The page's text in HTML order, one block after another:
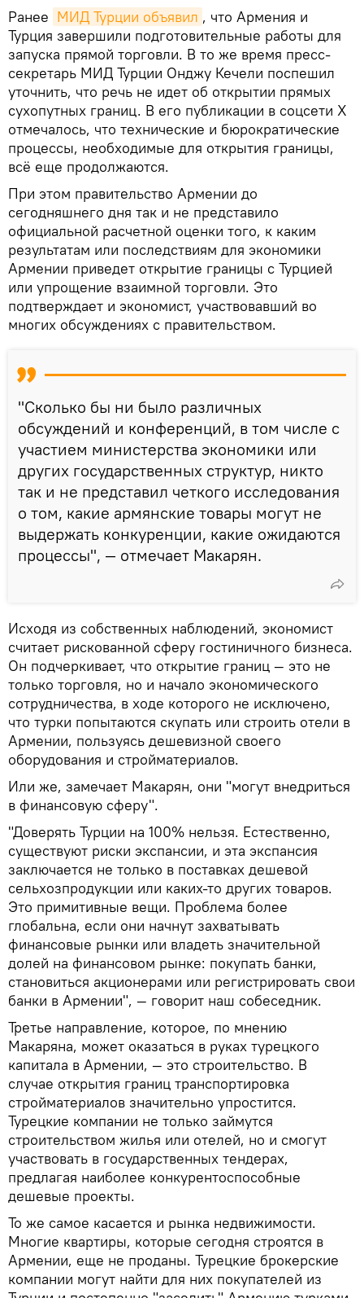
Ранее МИД Турции объявил , что Армения и
Турция завершили подготовительные работы для
запуска прямой торговли. В то же время пресс-
секретарь МИД Турции Онджу Кечели поспешил
уточнить, что речь не идет об открытии прямых
сухопутных границ. В его публикации в соцсети X
отмечалось, что технические и бюрократические
процессы, необходимые для открытия границы,
всё еще продолжаются.
При этом правительство Армении до
сегодняшнего дня так и не представило
официальной расчетной оценки того, к каким
результатам или последствиям для экономики
Армении приведет открытие границы с Турцией
или упрощение взаимной торговли. Это
подтверждает и экономист, участвовавший во
многих обсуждениях с правительством.
"Сколько бы ни было различных
обсуждений и конференций, в том числе с
участием министерства экономики или
других государственных структур, никто
так и не представил четкого исследования
о том, какие армянские товары могут не
выдержать конкуренции, какие ожидаются
процессы", — отмечает Макарян.
Исходя из собственных наблюдений, экономист
считает рискованной сферу гостиничного бизнеса.
Он подчеркивает, что открытие границ — это не
только торговля, но и начало экономического
сотрудничества, в ходе которого не исключено,
что турки попытаются скупать или строить отели в
Армении, пользуясь дешевизной своего
оборудования и стройматериалов.
Или же, замечает Макарян, они "могут внедриться
в финансовую сферу".
"Доверять Турции на 100% нельзя. Естественно,
существуют риски экспансии, и эта экспансия
заключается не только в поставках дешевой
сельхозпродукции или каких-то других товаров.
Это примитивные вещи. Проблема более
глобальна, если они начнут захватывать
финансовые рынки или владеть значительной
долей на финансовом рынке: покупать банки,
становиться акционерами или регистрировать свои
банки в Армении", — говорит наш собеседник.
Третье направление, которое, по мнению
Макаряна, может оказаться в руках турецкого
капитала в Армении, — это строительство. В
случае открытия границ транспортировка
стройматериалов значительно упростится.
Турецкие компании не только займутся
строительством жилья или отелей, но и смогут
участвовать в государственных тендерах,
предлагая наиболее конкурентоспособные
дешевые проекты.
То же самое касается и рынка недвижимости.
Многие квартиры, которые сегодня строятся в
Армении, еще не проданы. Турецкие брокерские
компании могут найти для них покупателей из